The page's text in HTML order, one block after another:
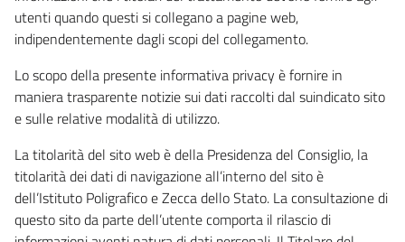
utenti quando questi si collegano a pagine web,
indipendentemente dagli scopi del collegamento.
Lo scopo della presente informativa privacy è fornire in
maniera trasparente notizie sui dati raccolti dal suindicato sito
e sulle relative modalità di utilizzo.
La titolarità del sito web è della Presidenza del Consiglio, la
titolarità dei dati di navigazione all’interno del sito è
dell’Istituto Poligrafico e Zecca dello Stato. La consultazione di
questo sito da parte dell’utente comporta il rilascio di